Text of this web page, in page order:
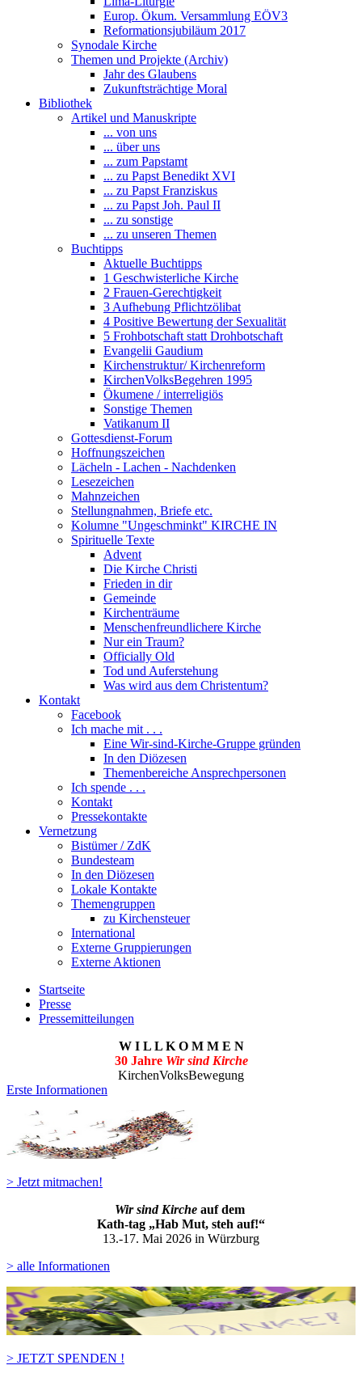
Europ. Ökum. Versammlung EÖV3
Reformationsjubiläum 2017
Synodale Kirche
Themen und Projekte (Archiv)
Jahr des Glaubens
Zukunftsträchtige Moral
Bibliothek
Artikel und Manuskripte
... von uns
... über uns
... zum Papstamt
... zu Papst Benedikt XVI
... zu Papst Franziskus
... zu Papst Joh. Paul II
... zu sonstige
... zu unseren Themen
Buchtipps
Aktuelle Buchtipps
1 Geschwisterliche Kirche
2 Frauen-Gerechtigkeit
3 Aufhebung Pflichtzölibat
4 Positive Bewertung der Sexualität
5 Frohbotschaft statt Drohbotschaft
Evangelii Gaudium
Kirchenstruktur/ Kirchenreform
KirchenVolksBegehren 1995
Ökumene / interreligiös
Sonstige Themen
Vatikanum II
Gottesdienst-Forum
Hoffnungszeichen
Lächeln - Lachen - Nachdenken
Lesezeichen
Mahnzeichen
Stellungnahmen, Briefe etc.
Kolumne "Ungeschminkt" KIRCHE IN
Spirituelle Texte
Advent
Die Kirche Christi
Frieden in dir
Gemeinde
Kirchenträume
Menschenfreundlichere Kirche
Nur ein Traum?
Officially Old
Tod und Auferstehung
Was wird aus dem Christentum?
Kontakt
Facebook
Ich mache mit . . .
Eine Wir-sind-Kirche-Gruppe gründen
In den Diözesen
Themenbereiche Ansprechpersonen
Ich spende . . .
Kontakt
Pressekontakte
Vernetzung
Bistümer / ZdK
Bundesteam
In den Diözesen
Lokale Kontakte
Themengruppen
zu Kirchensteuer
International
Externe Gruppierungen
Externe Aktionen
Startseite
Presse
Pressemitteilungen
W I L L K O M M E N
30 Jahre Wir sind Kirche
KirchenVolksBewegung
Erste Informationen
> Jetzt mitmachen!
Wir sind Kirche auf dem
Kath-tag „Hab Mut, steh auf!“
13.-17. Mai 2026 in Würzburg
> alle Informationen
> JETZT SPENDEN !